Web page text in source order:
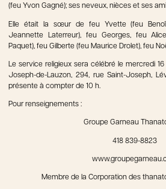
(feu Yvon Gagné); ses neveux, nièces et ses
Elle était la sœur de feu Yvette (feu
Jeannette Laterreur), feu Georges, feu
Paquet), feu Gilberte (feu Maurice Drolet), feu
Le service religieux sera célébré le mercredi 16
Joseph-de-Lauzon, 294, rue Saint-Joseph,
présente à compter de 10 h.
Pour renseignements :
Groupe Garneau
418 839-8823
Membre de la Corporation des